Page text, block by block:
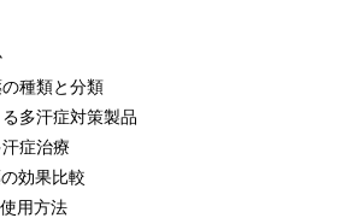
種類と分類
多汗症対策製品
症治療
効果比較
用方法